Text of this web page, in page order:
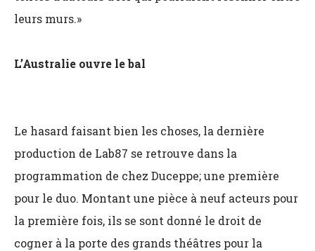
leurs murs.»
L’Australie ouvre le bal
Le hasard faisant bien les choses, la dernière
production de Lab87 se retrouve dans la
programmation de chez Duceppe; une première
pour le duo. Montant une pièce à neuf acteurs pour
la première fois, ils se sont donné le droit de
cogner à la porte des grands théâtres pour la